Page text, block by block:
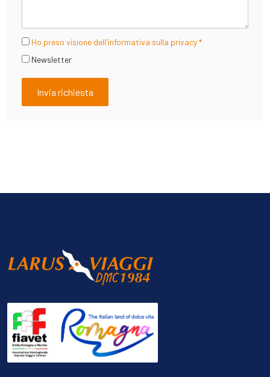
Ho preso visione dell'informativa sulla privacy *
Newsletter
Invia richiesta